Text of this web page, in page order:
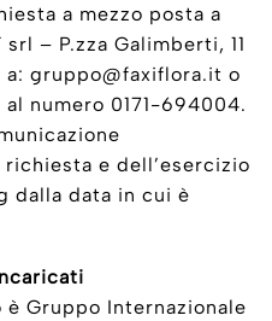
a mezzo posta a
– P.zza Galimberti, 11
a: gruppo@faxiflora.it o
numero 0171-694004.
e dell’esercizio
dalla data in cui è
Gruppo Internazionale